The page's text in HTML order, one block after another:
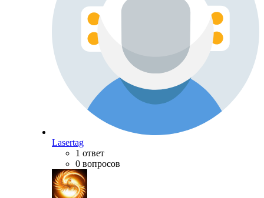
Lasertag
1 ответ
0 вопросов